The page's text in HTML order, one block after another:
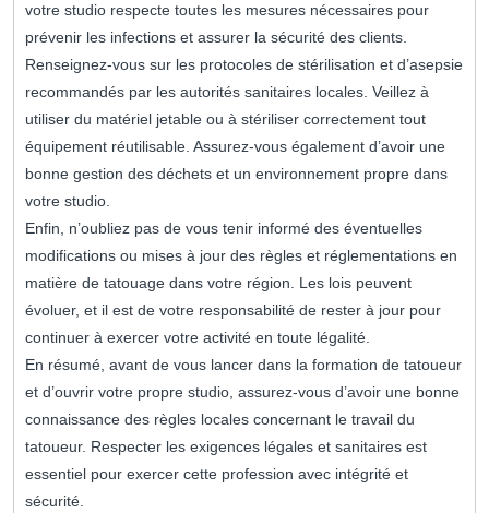
votre studio respecte toutes les mesures nécessaires pour
prévenir les infections et assurer la sécurité des clients.
Renseignez-vous sur les protocoles de stérilisation et d’asepsie
recommandés par les autorités sanitaires locales. Veillez à
utiliser du matériel jetable ou à stériliser correctement tout
équipement réutilisable. Assurez-vous également d’avoir une
bonne gestion des déchets et un environnement propre dans
votre studio.
Enfin, n’oubliez pas de vous tenir informé des éventuelles
modifications ou mises à jour des règles et réglementations en
matière de tatouage dans votre région. Les lois peuvent
évoluer, et il est de votre responsabilité de rester à jour pour
continuer à exercer votre activité en toute légalité.
En résumé, avant de vous lancer dans la formation de tatoueur
et d’ouvrir votre propre studio, assurez-vous d’avoir une bonne
connaissance des règles locales concernant le travail du
tatoueur. Respecter les exigences légales et sanitaires est
essentiel pour exercer cette profession avec intégrité et
sécurité.